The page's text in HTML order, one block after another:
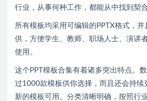
行业，从事何种工作，都能从中找到契
所有模板均采用可编辑的PPTX格式，
供，方便学生、教师、职场人士、演讲
使用。
这个PPT模板合集有着诸多突出特点。
过1000款模板供你选择，而且还会持续
新的模板可用。分类清晰明确，按照行